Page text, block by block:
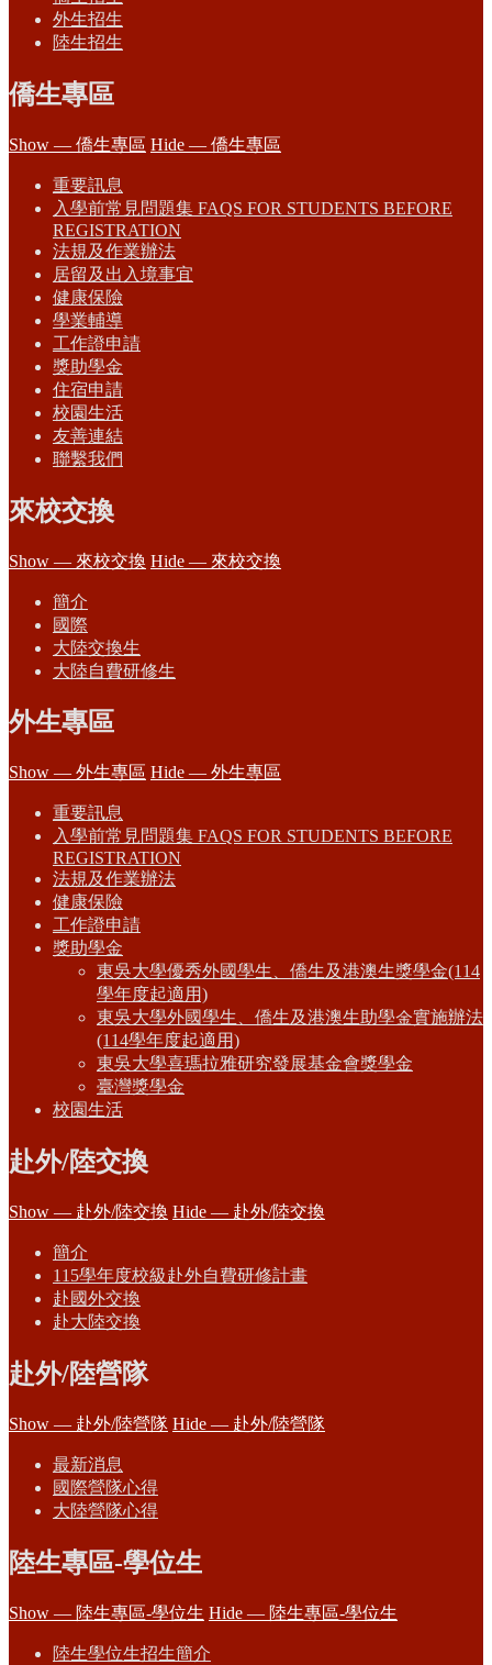
外生招生
陸生招生
僑生專區
Show — 僑生專區 Hide — 僑生專區
重要訊息
入學前常見問題集 FAQS FOR STUDENTS BEFORE
REGISTRATION
法規及作業辦法
居留及出入境事宜
健康保險
學業輔導
工作證申請
獎助學金
住宿申請
校園生活
友善連結
聯繫我們
來校交換
Show — 來校交換 Hide — 來校交換
簡介
國際
大陸交換生
大陸自費研修生
外生專區
Show — 外生專區 Hide — 外生專區
重要訊息
入學前常見問題集 FAQS FOR STUDENTS BEFORE
REGISTRATION
法規及作業辦法
健康保險
工作證申請
獎助學金
東吳大學優秀外國學生、僑生及港澳生獎學金(114
學年度起適用)
東吳大學外國學生、僑生及港澳生助學金實施辦法
(114學年度起適用)
東吳大學喜瑪拉雅研究發展基金會獎學金
臺灣獎學金
校園生活
赴外/陸交換
Show — 赴外/陸交換 Hide — 赴外/陸交換
簡介
115學年度校級赴外自費研修計畫
赴國外交換
赴大陸交換
赴外/陸營隊
Show — 赴外/陸營隊 Hide — 赴外/陸營隊
最新消息
國際營隊心得
大陸營隊心得
陸生專區-學位生
Show — 陸生專區-學位生 Hide — 陸生專區-學位生
陸生學位生招生簡介